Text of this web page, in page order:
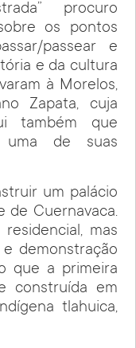
procuro
os pontos
passear e
e da cultura
à Morelos,
Zapata, cuja
também que
uma de suas
um palácio
de Cuernavaca.
mas
demonstração
que a primeira
construída em
tlahuica,